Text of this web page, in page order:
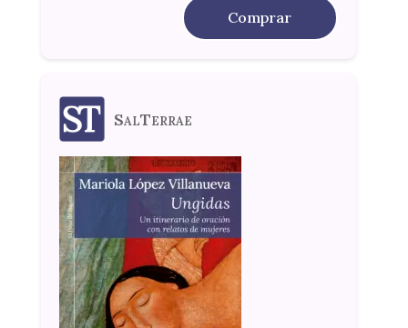
Comprar
SalTerrae